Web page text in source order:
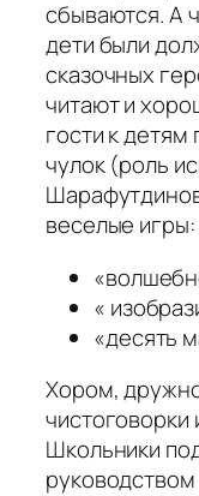
сбываются. А
дети были
сказочных
читают и
гости к
чулок (роль
веселые игры:
«
«десять
Хором,
чистоговорки
Школьники